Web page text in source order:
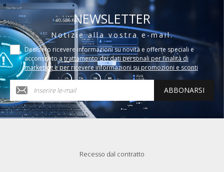
NEWSLETTER
Notizie alla vostra e-mail.
Desidero ricevere informazioni su novità e offerte speciali e
acconsento a trattamento dei dati personali per finalità di
marketing e per ricevere informazioni su promozioni e sconti
ABBONARSI
Recesso dal contratto